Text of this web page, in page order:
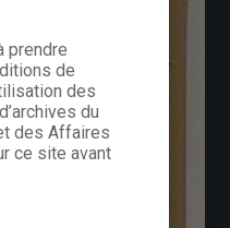
prendre
de
des
du
des Affaires
ce site avant